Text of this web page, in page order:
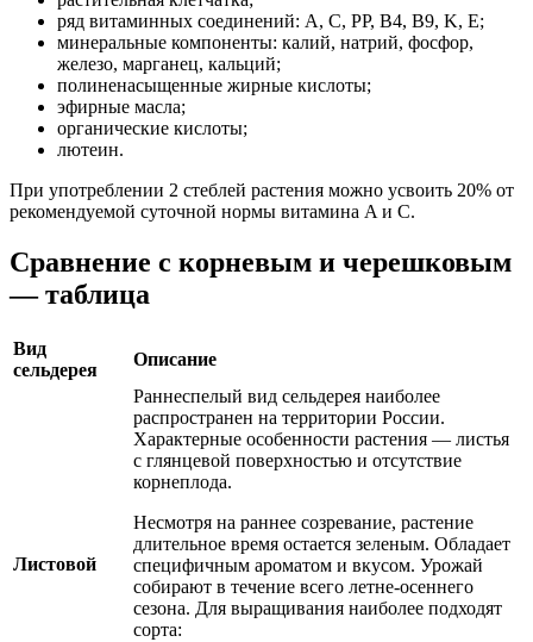
ряд витаминных соединений: A, C, PP, B4, B9, K, E;
минеральные компоненты: калий, натрий, фосфор,
железо, марганец, кальций;
полиненасыщенные жирные кислоты;
эфирные масла;
органические кислоты;
лютеин.
При употреблении 2 стеблей растения можно усвоить 20% от
рекомендуемой суточной нормы витамина A и C.
Сравнение с корневым и черешковым
— таблица
Вид
сельдерея
Описание
Листовой
Раннеспелый вид сельдерея наиболее
распространен на территории России.
Характерные особенности растения — листья
с глянцевой поверхностью и отсутствие
корнеплода.
Несмотря на раннее созревание, растение
длительное время остается зеленым. Обладает
специфичным ароматом и вкусом. Урожай
собирают в течение всего летне-осеннего
сезона. Для выращивания наиболее подходят
сорта: